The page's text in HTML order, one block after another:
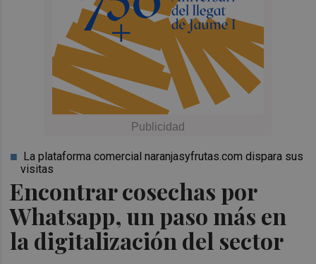
Encontrar cosechas por
Whatsapp, un paso más en
la digitalización del sector
La plataforma comercial naranjasyfrutas.com dispara sus
visitas